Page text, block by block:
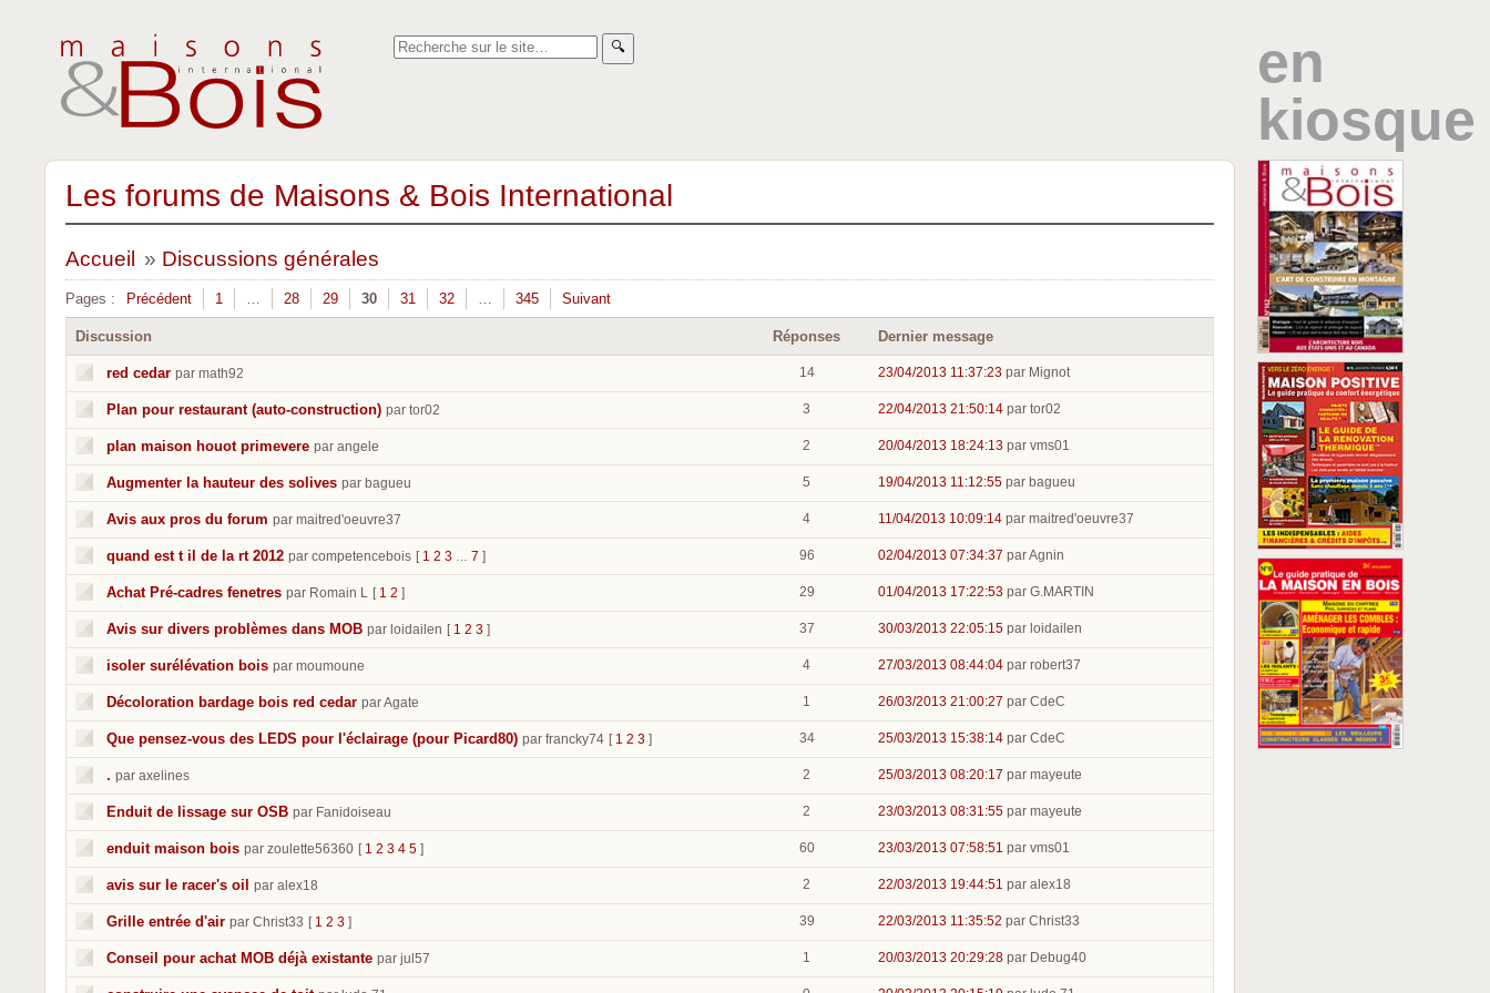
🔍︎
en
kiosque
Les forums de Maisons & Bois International
Accueil » Discussions générales
Pages : Précédent 1 … 28 29 30 31 32 … 345 Suivant
Discussion Réponses Dernier message
red cedar par math92 14 23/04/2013 11:37:23 par Mignot
Plan pour restaurant (auto-construction) par tor02 3 22/04/2013 21:50:14 par tor02
plan maison houot primevere par angele 2 20/04/2013 18:24:13 par vms01
Augmenter la hauteur des solives par bagueu 5 19/04/2013 11:12:55 par bagueu
Avis aux pros du forum par maitred'oeuvre37 4 11/04/2013 10:09:14 par maitred'oeuvre37
quand est t il de la rt 2012 par competencebois [ 1 2 3 7 ] 96 02/04/2013 07:34:37 par Agnin
Achat Pré-cadres fenetres par Romain L [ 1 2 ] 29 01/04/2013 17:22:53 par G.MARTIN
Avis sur divers problèmes dans MOB par loidailen [ 1 2 3 ] 37 30/03/2013 22:05:15 par loidailen
isoler surélévation bois par moumoune 4 27/03/2013 08:44:04 par robert37
Décoloration bardage bois red cedar par Agate 1 26/03/2013 21:00:27 par CdeC
Que pensez-vous des LEDS pour l'éclairage (pour Picard80) par francky74 [ 1 2 3 ] 34 25/03/2013 15:38:14 par CdeC
. par axelines 2 25/03/2013 08:20:17 par mayeute
Enduit de lissage sur OSB par Fanidoiseau 2 23/03/2013 08:31:55 par mayeute
enduit maison bois par zoulette56360 [ 1 2 3 4 5 ] 60 23/03/2013 07:58:51 par vms01
avis sur le racer's oil par alex18 2 22/03/2013 19:44:51 par alex18
Grille entrée d'air par Christ33 [ 1 2 3 ] 39 22/03/2013 11:35:52 par Christ33
Conseil pour achat MOB déjà existante par jul57 1 20/03/2013 20:29:28 par Debug40